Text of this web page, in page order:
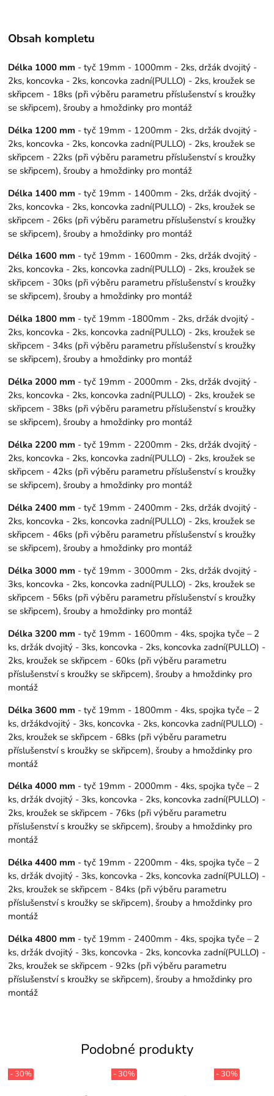
Obsah kompletu
Délka 1000 mm - tyč 19mm - 1000mm - 2ks, držák dvojitý -
2ks, koncovka - 2ks, koncovka zadní(PULLO) - 2ks, kroužek se
skřipcem - 18ks (při výběru parametru příslušenství s kroužky
se skřipcem), šrouby a hmoždinky pro montáž
Délka 1200 mm - tyč 19mm - 1200mm - 2ks, držák dvojitý -
2ks, koncovka - 2ks, koncovka zadní(PULLO) - 2ks, kroužek se
skřipcem - 22ks (při výběru parametru příslušenství s kroužky
se skřipcem), šrouby a hmoždinky pro montáž
Délka 1400 mm - tyč 19mm - 1400mm - 2ks, držák dvojitý -
2ks, koncovka - 2ks, koncovka zadní(PULLO) - 2ks, kroužek se
skřipcem - 26ks (při výběru parametru příslušenství s kroužky
se skřipcem), šrouby a hmoždinky pro montáž
Délka 1600 mm - tyč 19mm - 1600mm - 2ks, držák dvojitý -
2ks, koncovka - 2ks, koncovka zadní(PULLO) - 2ks, kroužek se
skřipcem - 30ks (při výběru parametru příslušenství s kroužky
se skřipcem), šrouby a hmoždinky pro montáž
Délka 1800 mm - tyč 19mm -1800mm - 2ks, držák dvojitý -
2ks, koncovka - 2ks, koncovka zadní(PULLO) - 2ks, kroužek se
skřipcem - 34ks (při výběru parametru příslušenství s kroužky
se skřipcem), šrouby a hmoždinky pro montáž
Délka 2000 mm - tyč 19mm - 2000mm - 2ks, držák dvojitý -
2ks, koncovka - 2ks, koncovka zadní(PULLO) - 2ks, kroužek se
skřipcem - 38ks (při výběru parametru příslušenství s kroužky
se skřipcem), šrouby a hmoždinky pro montáž
Délka 2200 mm - tyč 19mm - 2200mm - 2ks, držák dvojitý -
2ks, koncovka - 2ks, koncovka zadní(PULLO) - 2ks, kroužek se
skřipcem - 42ks (při výběru parametru příslušenství s kroužky
se skřipcem), šrouby a hmoždinky pro montáž
Délka 2400 mm - tyč 19mm - 2400mm - 2ks, držák dvojitý -
2ks, koncovka - 2ks, koncovka zadní(PULLO) - 2ks, kroužek se
skřipcem - 46ks (při výběru parametru příslušenství s kroužky
se skřipcem), šrouby a hmoždinky pro montáž
Délka 3000 mm - tyč 19mm - 3000mm - 2ks, držák dvojitý -
3ks, koncovka - 2ks, koncovka zadní(PULLO) - 2ks, kroužek se
skřipcem - 56ks (při výběru parametru příslušenství s kroužky
se skřipcem), šrouby a hmoždinky pro montáž
Délka 3200 mm - tyč 19mm - 1600mm - 4ks, spojka tyče – 2
ks, držák dvojitý - 3ks, koncovka - 2ks, koncovka zadní(PULLO) -
2ks, kroužek se skřipcem - 60ks (při výběru parametru
příslušenství s kroužky se skřipcem), šrouby a hmoždinky pro
montáž
Délka 3600 mm - tyč 19mm - 1800mm - 4ks, spojka tyče – 2
ks, držákdvojitý - 3ks, koncovka - 2ks, koncovka zadní(PULLO) -
2ks, kroužek se skřipcem - 68ks (při výběru parametru
příslušenství s kroužky se skřipcem), šrouby a hmoždinky pro
montáž
Délka 4000 mm - tyč 19mm - 2000mm - 4ks, spojka tyče – 2
ks, držák dvojitý - 3ks, koncovka - 2ks, koncovka zadní(PULLO) -
2ks, kroužek se skřipcem - 76ks (při výběru parametru
příslušenství s kroužky se skřipcem), šrouby a hmoždinky pro
montáž
Délka 4400 mm - tyč 19mm - 2200mm - 4ks, spojka tyče – 2
ks, držák dvojitý - 3ks, koncovka - 2ks, koncovka zadní(PULLO) -
2ks, kroužek se skřipcem - 84ks (při výběru parametru
příslušenství s kroužky se skřipcem), šrouby a hmoždinky pro
montáž
Délka 4800 mm - tyč 19mm - 2400mm - 4ks, spojka tyče – 2
ks, držák dvojitý - 3ks, koncovka - 2ks, koncovka zadní(PULLO) -
2ks, kroužek se skřipcem - 92ks (při výběru parametru
příslušenství s kroužky se skřipcem), šrouby a hmoždinky pro
montáž
Podobné produkty
- 30% - 30% - 30%